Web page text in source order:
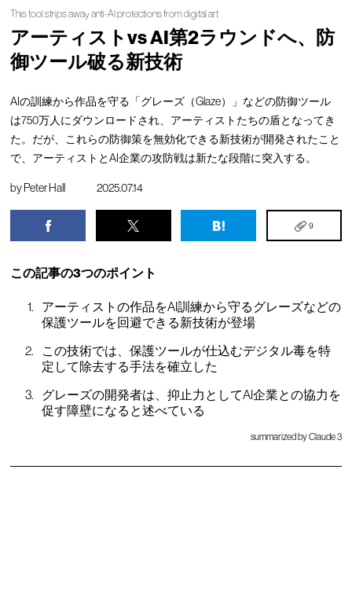
This tool strips away anti-AI protections from digital art
アーティストvs AI第2ラウンドへ、防
御ツール破る新技術
AIの訓練から作品を守る「グレーズ（Glaze）」などの防御ツール
は750万人にダウンロードされ、アーティストたちの盾となってき
た。だが、これらの防御策を無効化できる新技術が開発されたこと
で、アーティストとAI企業の攻防戦は新たな段階に突入する。
byPeter Hall 2025.07.14
9
この記事の3つのポイント
アーティストの作品をAI訓練から守るグレーズなどの
保護ツールを回避できる新技術が登場
この技術では、保護ツールが仕込むデジタル毒を特
定して除去する手法を確立した
グレーズの開発者は、抑止力としてAI企業との協力を
促す障壁になると述べている
summarized by Claude 3